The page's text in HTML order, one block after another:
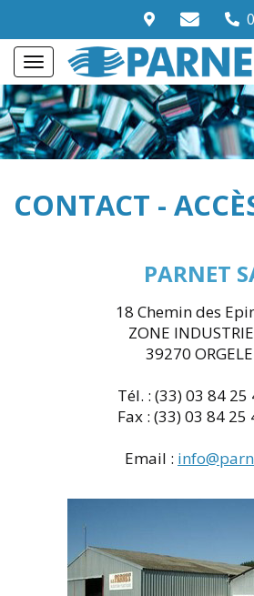
CONTACT -
PARNET
18 Chemin des
ZONE
39270
Tél. : (33) 03 84 25
Fax : (33) 03 84 25
Email :